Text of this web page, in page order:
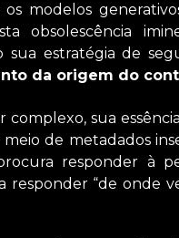
os modelos
obsolescência
sua estratégia de
da origem do
complexo, sua
de metadados
responder à
responder “de onde